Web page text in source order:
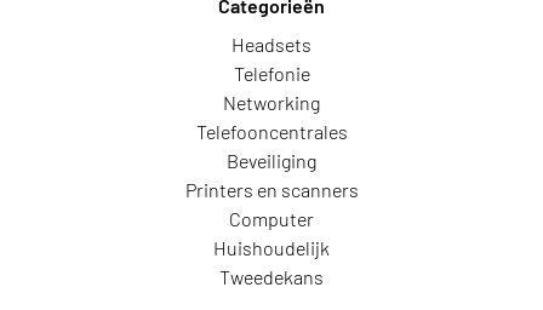
Categorieën
Headsets
Telefonie
Networking
Telefooncentrales
Beveiliging
Printers en scanners
Computer
Huishoudelijk
Tweedekans